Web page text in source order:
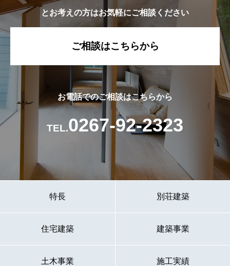
とお考えの方はお気軽にご相談ください
ご相談はこちらから
お電話でのご相談はこちらから
TEL.0267-92-2323
特長 別荘建築
住宅建築 建築事業
土木事業 施工実績